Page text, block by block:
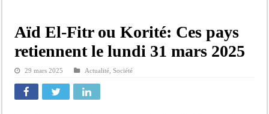
Aïd El-Fitr ou Korité: Ces pays
retiennent le lundi 31 mars 2025
29 mars 2025 Actualité ,Société